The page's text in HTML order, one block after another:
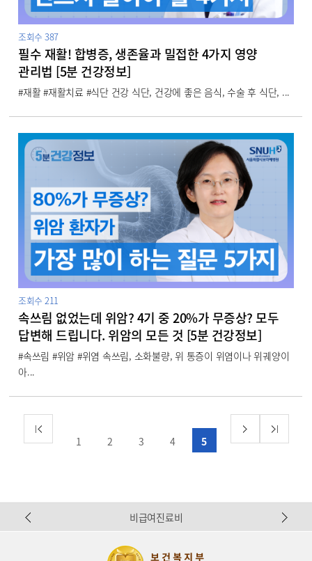
조회수387
필수 재활! 합병증, 생존율과 밀접한 4가지 영양
관리법 [5분 건강정보]
#재활 #재활치료 #식단 건강 식단, 건강에 좋은 음식, 수술 후 식단, ...
조회수211
속쓰림 없었는데 위암? 4기 중 20%가 무증상? 모두
답변해 드립니다. 위암의 모든 것 [5분 건강정보]
#속쓰림 #위암 #위염 속쓰림, 소화불량, 위 통증이 위염이나 위궤양이
아...
1 2 3 4 5
ev
io
비급여진료비
ex
t